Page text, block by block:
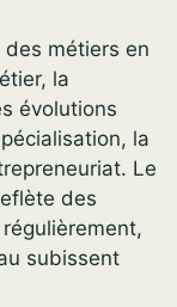
des métiers en
la
évolutions
la
Le
des
subissent